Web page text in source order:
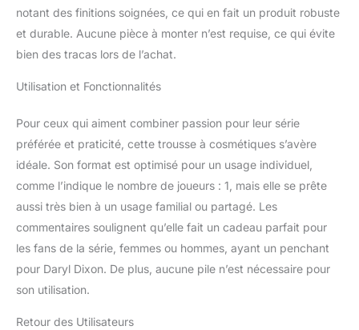
notant des finitions soignées, ce qui en fait un produit robuste
et durable. Aucune pièce à monter n’est requise, ce qui évite
bien des tracas lors de l’achat.
Utilisation et Fonctionnalités
Pour ceux qui aiment combiner passion pour leur série
préférée et praticité, cette trousse à cosmétiques s’avère
idéale. Son format est optimisé pour un usage individuel,
comme l’indique le nombre de joueurs : 1, mais elle se prête
aussi très bien à un usage familial ou partagé. Les
commentaires soulignent qu’elle fait un cadeau parfait pour
les fans de la série, femmes ou hommes, ayant un penchant
pour Daryl Dixon. De plus, aucune pile n’est nécessaire pour
son utilisation.
Retour des Utilisateurs